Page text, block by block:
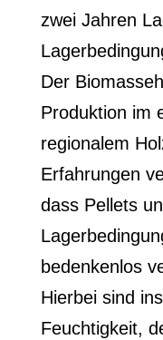
zwei Jahren
Der
Produktion im
regionalem
Erfahrungen
dass Pellets
bedenkenlos
Hierbei sind
Feuchtigkeit,